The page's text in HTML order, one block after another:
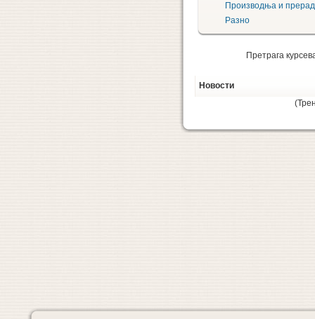
Производња и
Разно
Претрага
Новости